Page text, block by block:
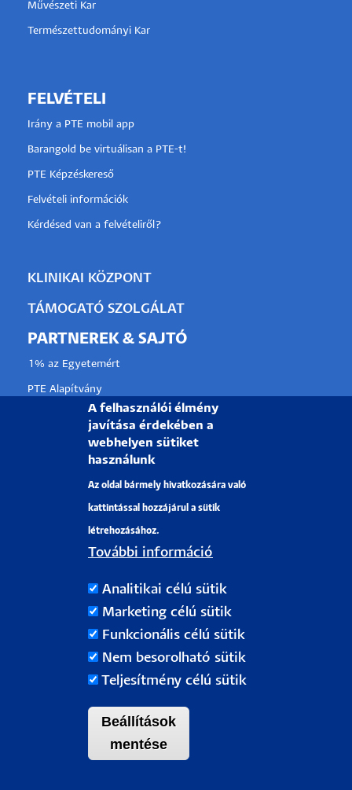
Művészeti Kar
Természettudományi Kar
FELVÉTELI
Irány a PTE mobil app
Barangold be virtuálisan a PTE-t!
PTE Képzéskereső
Felvételi információk
Kérdésed van a felvételiről?
KLINIKAI KÖZPONT
TÁMOGATÓ SZOLGÁLAT
PARTNEREK & SAJTÓ
1% az Egyetemért
PTE Alapítvány
Partnerkapcsolati lehetőségek
Médiaajánlat
Pályázati projektek
H-7622 Pécs, Vasvári Pál utca. 4.
Tel.:+36-72/501-500
A felhasználói élmény
javítása érdekében a
webhelyen sütiket
használunk
Az oldal bármely hivatkozására való
kattintással hozzájárul a sütik
létrehozásához.
További információ
Analitikai célú sütik
Marketing célú sütik
Funkcionális célú sütik
Nem besorolható sütik
Teljesítmény célú sütik
Beállítások
mentése